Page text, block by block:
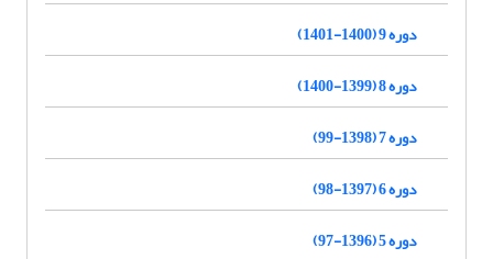
دوره 9 (1400-1401)
دوره 8 (1399-1400)
دوره 7 (1398-99)
دوره 6 (1397-98)
دوره 5 (1396-97)